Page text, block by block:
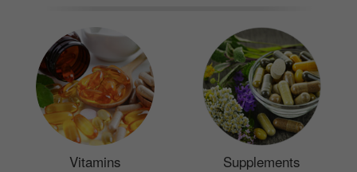
Vitamins Supplements